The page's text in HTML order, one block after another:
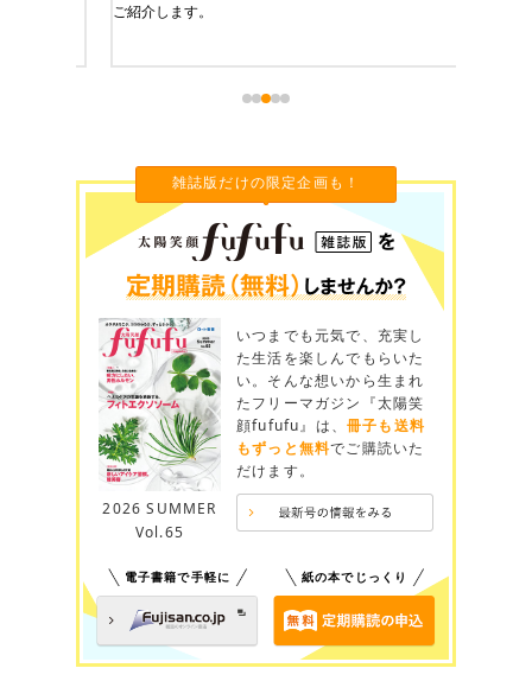
ご紹介します。
雑誌版だけの限定企画も！
2026 SUMMER
Vol.65
いつまでも元気で、充実し
た生活を楽しんでもらいた
い。そんな想いから生まれ
たフリーマガジン『太陽笑
顔fufufu』は、 冊子も送料
もずっと無料でご購読いた
だけます。
電子書籍で手軽に 紙の本でじっくり